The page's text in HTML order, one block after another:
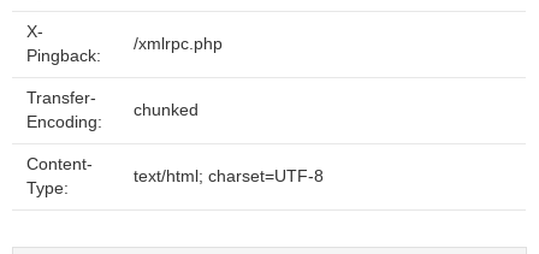
X-
Pingback:
/xmlrpc.php
Transfer-
Encoding:
chunked
Content-
Type:
text/html; charset=UTF-8